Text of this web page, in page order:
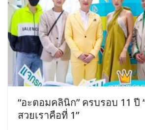
“อะตอมคลินิก” ครบรอบ 11 ปี
สวยเราคือที่ 1”